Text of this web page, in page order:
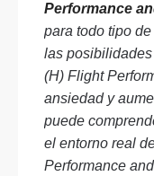
Performance
para todo tipo
las
(H) Flight
ansiedad y
puede
el entorno real
Performance